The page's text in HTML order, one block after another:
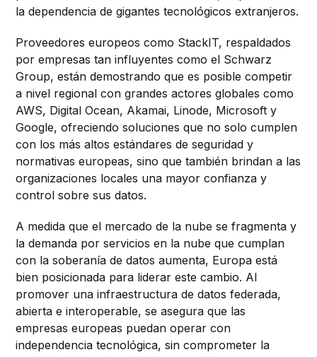
la dependencia de gigantes tecnológicos extranjeros.
Proveedores europeos como StackIT, respaldados
por empresas tan influyentes como el Schwarz
Group, están demostrando que es posible competir
a nivel regional con grandes actores globales como
AWS, Digital Ocean, Akamai, Linode, Microsoft y
Google, ofreciendo soluciones que no solo cumplen
con los más altos estándares de seguridad y
normativas europeas, sino que también brindan a las
organizaciones locales una mayor confianza y
control sobre sus datos.
A medida que el mercado de la nube se fragmenta y
la demanda por servicios en la nube que cumplan
con la soberanía de datos aumenta, Europa está
bien posicionada para liderar este cambio. Al
promover una infraestructura de datos federada,
abierta e interoperable, se asegura que las
empresas europeas puedan operar con
independencia tecnológica, sin comprometer la